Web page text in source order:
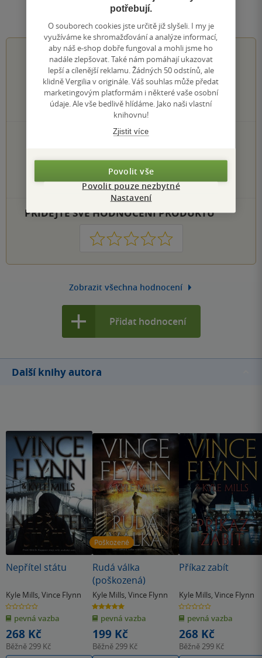
Hodnocení a recenze čtenářů
0.0z5
0hodnocení čtenářů
5 hvězdiček
0×
3 hvězdičky
0×
2 hvězdičky
0×
1 hvezdička
PŘIDEJTE SVÉ HODNOCENÍ PRODUKTU
1 2 3 4 5
Zobrazit všechna hodnocení
Přidat hodnocení
Další knihy autora
Nepřítel státu
Kyle Mills, Vince Flynn
0.0
z
5
hvězdiček
pevná vazba
268 Kč
Běžně299 Kč
Poškozené
Rudá válka
(poškozená)
Kyle Mills, Vince Flynn
5.0
z
5
hvězdiček
pevná vazba
199 Kč
Běžně299 Kč
Příkaz zabít
Kyle Mills, Vince Flynn
0.0
z
5
hvězdiček
pevná vazba
268 Kč
Běžně299 Kč
potřebují.
O souborech cookies jste určitě již slyšeli. I my je
využíváme ke shromažďování a analýze informací,
aby náš e-shop dobře fungoval a mohli jsme ho
nadále zlepšovat. Také nám pomáhají ukazovat
lepší a cílenější reklamu. Žádných 50 odstínů, ale
klidně Vergilia v originále. Váš souhlas může předat
marketingovým platformám i některé vaše osobní
údaje. Ale vše bedlivě hlídáme. Jako naši vlastní
knihovnu!
Zjistit více
Povolit vše
Povolit pouze nezbytné
Nastavení